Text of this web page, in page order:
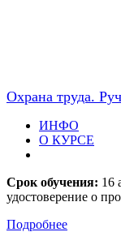
Охрана труда.
ИНФО
О КУРСЕ
Срок обучения: 16
удостоверение о
Подробнее